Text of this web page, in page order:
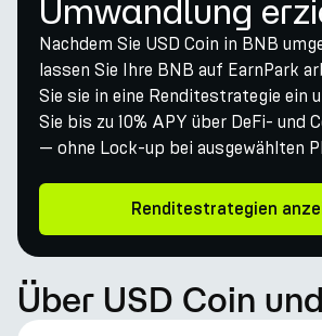
Umwandlung
Nachdem Sie USD Coin in BNB
lassen Sie Ihre BNB auf EarnPark
Sie sie in eine Renditestrategie ein
Sie bis zu 10% APY über DeFi- und
— ohne Lock-up bei ausgewählten
Renditestrategien
Über USD Coin